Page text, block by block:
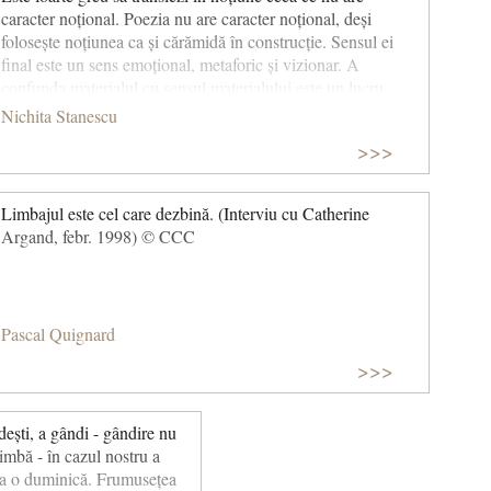
să-și rănească glezna, pe care, doamne, de atâta vreme nu i-
am mai sărutat-o. La urma urmei, cine are curajul să sărute o
gleznă dacă ea nu șchioapătă?! (Ea)
caracter noțional. Poezia nu are caracter noțional, deși
folosește noțiunea ca și cărămidă în construcție. Sensul ei
final este un sens emoțional, metaforic și vizionar. A
foarte la îndemână și foarte păgubitor
Nichita Stanescu
>>>
Limbajul este cel care dezbină. (Interviu cu Catherine
Argand, febr. 1998) © CCC
Pascal Quignard
>>>
a gândi - gândire nu
- în cazul nostru a
o duminică. Frumusețea